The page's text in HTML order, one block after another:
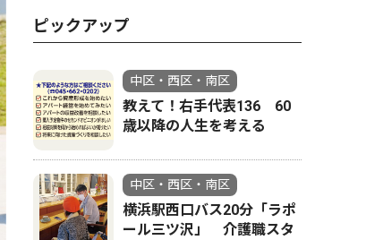
ピックアップ
中区・西区・南区
教えて！右手代表136 60
歳以降の人生を考える
中区・西区・南区
横浜駅西口バス20分「ラポ
ール三ツ沢」 介護職スタ